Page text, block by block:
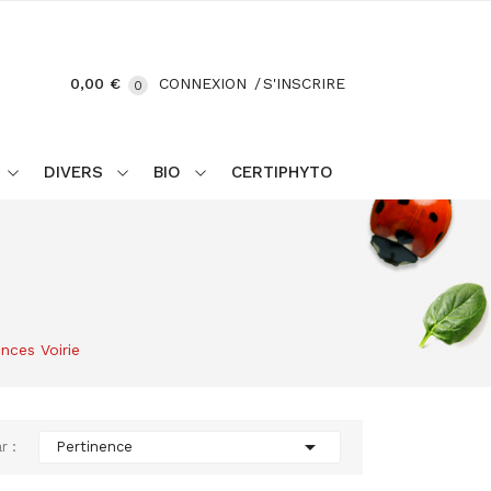
CONNEXION S'INSCRIRE
0
0,00 €
DIVERS BIO CERTIPHYTO
Voirie
: Pertinence 